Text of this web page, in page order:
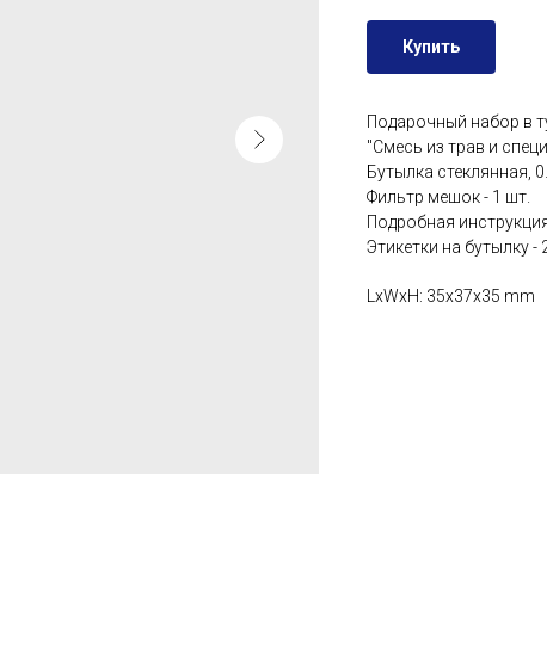
Купить
Подарочный набор в
"Смесь из трав и
Бутылка стеклянная,
Фильтр мешок - 1 шт.
Подробная
Этикетки на бутылку -
LxWxH: 35x37x35 mm